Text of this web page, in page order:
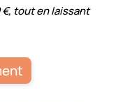
tout en laissant